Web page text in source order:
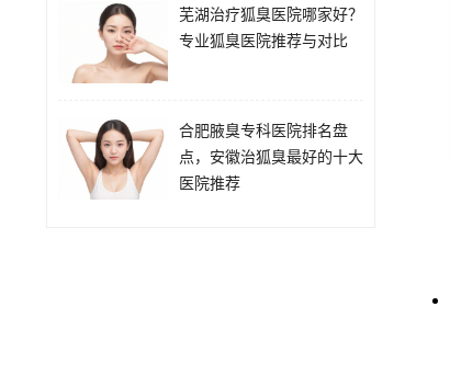
芜湖治疗狐臭医院哪家好？
专业狐臭医院推荐与对比
合肥腋臭专科医院排名盘
点，安徽治狐臭最好的十大
医院推荐